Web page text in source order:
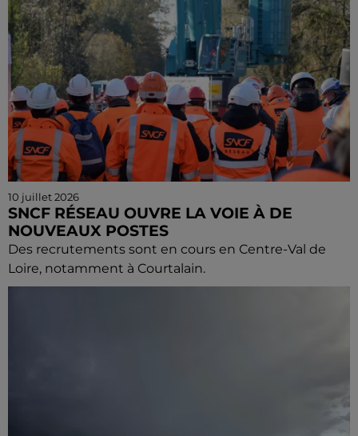
10 juillet 2026
SNCF RÉSEAU OUVRE LA VOIE À DE
NOUVEAUX POSTES
Des recrutements sont en cours en Centre-Val de
Loire, notamment à Courtalain.